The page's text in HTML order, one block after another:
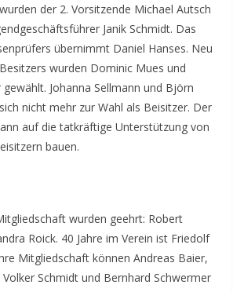
der 2. Vorsitzende Michael Autsch
Janik Schmidt. Das
übernimmt Daniel Hanses. Neu
wurden Dominic Mues und
gewählt. Johanna Sellmann und Björn
nicht mehr zur Wahl als Beisitzer. Der
auf die tatkräftige Unterstützung von
bauen.
wurden geehrt: Robert
Roick. 40 Jahre im Verein ist Friedolf
Mitgliedschaft können Andreas Baier,
Schmidt und Bernhard Schwermer